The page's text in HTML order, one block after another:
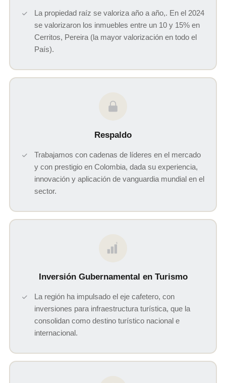
La propiedad raíz se valoriza año a año,. En el 2024
se valorizaron los inmuebles entre un 10 y 15% en
Cerritos, Pereira (la mayor valorización en todo el
País).
Respaldo
Trabajamos con cadenas de líderes en el mercado
y con prestigio en Colombia, dada su experiencia,
innovación y aplicación de vanguardia mundial en el
sector.
$
Inversión Gubernamental en Turismo
La región ha impulsado el eje cafetero, con
inversiones para infraestructura turística, que la
consolidan como destino turístico nacional e
internacional.